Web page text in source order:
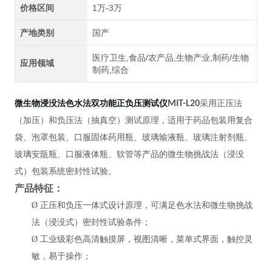
价格区间 1万-3万
产地类别 国产
应用领域
医疗卫生,食品/农产品,生物产业,制药/生物
制药,综合
微生物浸没法色水法双功能正负压测试仪MIT-L20采用正压法
（加压）和负压法（抽真空）测试原理，适用于药品包装用复合
袋、泡罩包装、口服固体药用瓶、玻璃输液瓶、玻璃注射剂瓶、
玻璃安瓿瓶、口服液体瓶、软管等产品的微生物挑战法（浸没
式）包装系统密封性试验。
产品特征：
Ø 正压和负压一体式设计原理，可满足色水法和微生物挑战
法（浸没式）密封性试验条件；
Ø 工业级彩色高清触摸屏，视图清晰，菜单式界面，触控灵
敏，易于操作；